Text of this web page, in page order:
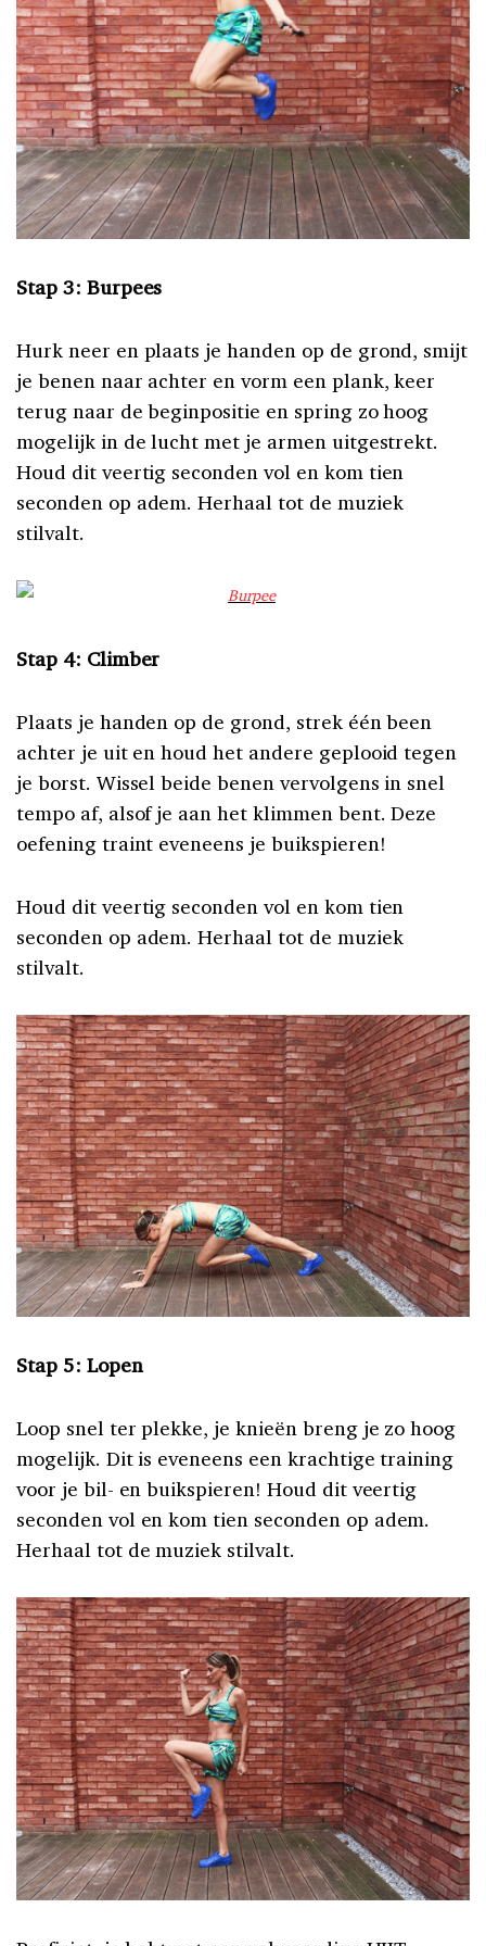
Stap 3: Burpees
Hurk neer en plaats je handen op de grond, smijt
je benen naar achter en vorm een plank, keer
terug naar de beginpositie en spring zo hoog
mogelijk in de lucht met je armen uitgestrekt.
Houd dit veertig seconden vol en kom tien
seconden op adem. Herhaal tot de muziek
stilvalt.
Stap 4: Climber
Plaats je handen op de grond, strek één been
achter je uit en houd het andere geplooid tegen
je borst. Wissel beide benen vervolgens in snel
tempo af, alsof je aan het klimmen bent. Deze
oefening traint eveneens je buikspieren!
Houd dit veertig seconden vol en kom tien
seconden op adem. Herhaal tot de muziek
stilvalt.
Stap 5: Lopen
Loop snel ter plekke, je knieën breng je zo hoog
mogelijk. Dit is eveneens een krachtige training
voor je bil- en buikspieren! Houd dit veertig
seconden vol en kom tien seconden op adem.
Herhaal tot de muziek stilvalt.